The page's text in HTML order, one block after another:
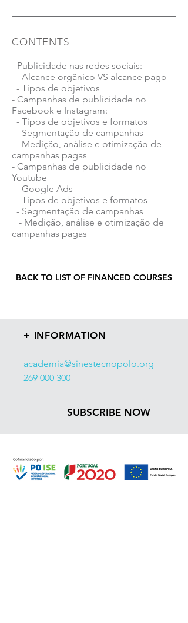
CONTENTS
- Publicidade nas redes sociais:
- Alcance orgânico VS alcance pago
- Tipos de objetivos
- Campanhas de publicidade no
Facebook e Instagram:
- Tipos de objetivos e formatos
- Segmentação de campanhas
- Medição, análise e otimização de
campanhas pagas
- Campanhas de publicidade no
Youtube
- Google Ads
- Tipos de objetivos e formatos
- Segmentação de campanhas
- Medição, análise e otimização de
campanhas pagas
BACK TO LIST OF FINANCED COURSES
+ INFORMATION
academia@sinestecnopolo.org
269 000 300
SUBSCRIBE NOW